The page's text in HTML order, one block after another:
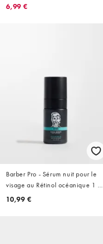
6,99 €
Barber Pro - Sérum nuit pour le
visage au Rétinol océanique 1 %
- 30 ml
10,99 €